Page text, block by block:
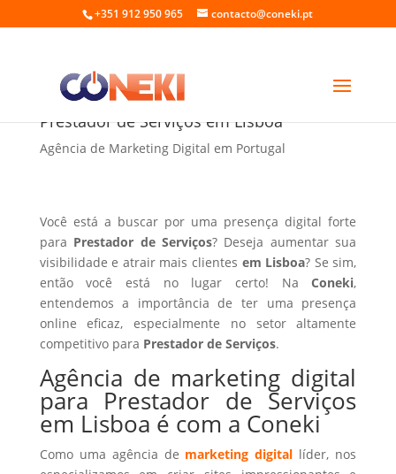
+351 912 950 965 contacto@coneki.pt
Agência de marketing digital para
Prestador de Serviços em Lisboa
Agência de Marketing Digital em Portugal
Você está a buscar por uma presença digital forte
para Prestador de Serviços? Deseja aumentar sua
visibilidade e atrair mais clientes em Lisboa? Se sim,
então você está no lugar certo! NaConeki,
entendemos a importância de ter uma presença
online eficaz, especialmente no setor altamente
competitivo para Prestador de Serviços.
Agência de marketing digital
para Prestador de Serviços
em Lisboa é com a Coneki
Como uma agência de marketing digital líder, nos